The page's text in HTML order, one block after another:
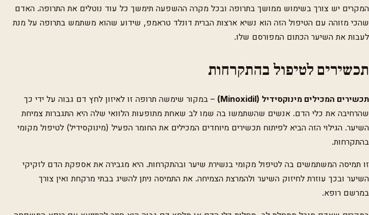
המקרים יש צורך בשימוש ממושך בתרופה ובכל מקרה ההשפעה תימשך כל עוד נוטלים את התרופה. האדם
שהכי מזוהה עם הטיפול הזה הוא נשיא ארצות הברית דונלד טראמפ, שידוע שהוא משתמש בתרופה על מנת
לעבות את השיער הכתום המפורסם שלו.
תכשירים לטיפול בהתקרחות
תכשירים המכילים מינוקסידיל (Minoxidil
) – במקור שימשה תרופה זו לאיזון לחץ דם גבוה על ידי כך
שהרחיבה את כלי הדם. אנשים שהשתמשו בה שמו לב שאחת מתופעות הלוואי שלה היא התגברות צמיחת
השיער. הגילוי הזה הביא לפיתוח תכשירים מיוחדים המכילים את החומר הפעיל (מינוקסידיל) לטיפול מקומי
בהתקרחות.
זו תמיסה המשתמשים בה לטיפול מקומי בנשירת שיער ובהתקרחות. היא מגבירה את אספקת הדם לזקיקי
השיער ובכך עוזרת לחיזוק השיער ולהמרצת הצמיחה. את התמיסה ניתן להשיג בבתי מרקחת ואין צורך
במרשם רופא.